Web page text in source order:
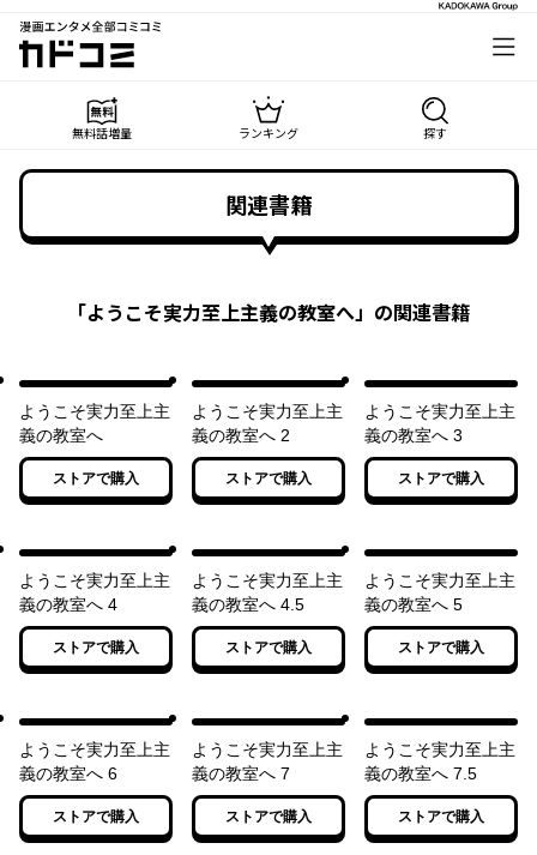
漫画エンタメ全部コミコミ
カドコミ
無料話増量 ランキング 探す
関連書籍
「ようこそ実力至上主義の教室へ」の関連書籍
ようこそ実力至上主
義の教室へ
ストアで購入
ようこそ実力至上主
義の教室へ 2
ストアで購入
ようこそ実力至上主
義の教室へ 3
ストアで購入
ようこそ実力至上主
義の教室へ 4
ストアで購入
ようこそ実力至上主
義の教室へ 4.5
ストアで購入
ようこそ実力至上主
義の教室へ 5
ストアで購入
ようこそ実力至上主
義の教室へ 6
ストアで購入
ようこそ実力至上主
義の教室へ 7
ストアで購入
ようこそ実力至上主
義の教室へ 7.5
ストアで購入